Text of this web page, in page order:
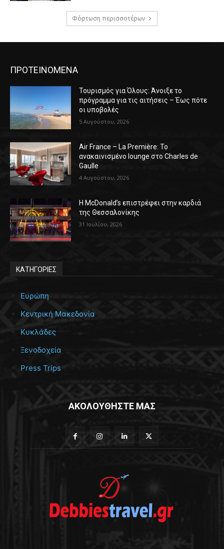
Φόρτωση περισσοτέρων
ΠΡΟΤΕΙΝΟΜΕΝΑ
Τουρισμός για Όλους: Άνοιξε το
πρόγραμμα για τις αιτήσεις – Έως πότε
οι υποβολές
5 Αυγούστου, 2026
Air France – La Première: Το
ανακαινισμένο lounge στο Charles de
Gaulle
4 Αυγούστου, 2026
Η McDonald’s επιστρέφει στην καρδιά
της Θεσσαλονίκης
31 Ιουλίου, 2026
ΚΑΤΗΓΟΡΙΕΣ
Ευρώπη
Κεντρική Μακεδονία
Κυκλάδες
Ξενοδοχεία
Press Trips
ΑΚΟΛΟΥΘΗΣΤΕ ΜΑΣ